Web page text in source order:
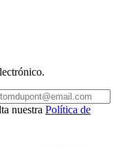
nuestra Política de